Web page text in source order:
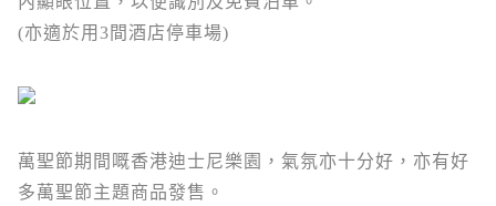
(亦適於用3間酒店停車場)
萬聖節期間嘅香港迪士尼樂園，氣氛亦十分好，亦有好
多萬聖節主題商品發售。